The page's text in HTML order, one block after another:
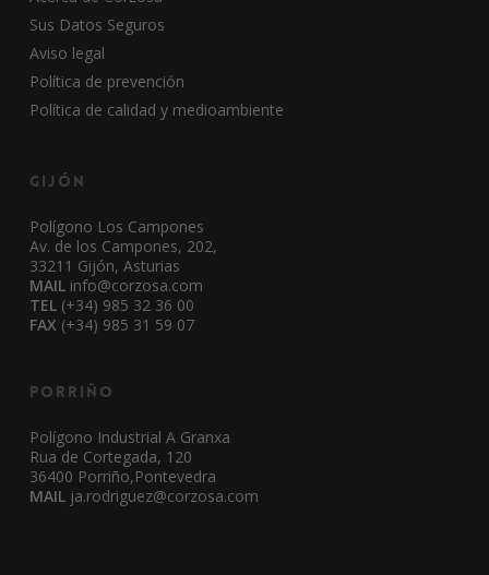
Sus Datos Seguros
Aviso legal
Política de prevención
Política de calidad y medioambiente
Gijón
Polígono Los Campones
Av. de los Campones, 202,
33211 Gijón, Asturias
MAIL info@corzosa.com
TEL (+34) 985 32 36 00
FAX(+34) 985 31 59 07
Porriño
Polígono Industrial A Granxa
Rua de Cortegada, 120
36400 Porriño,Pontevedra
MAILja.rodriguez@corzosa.com